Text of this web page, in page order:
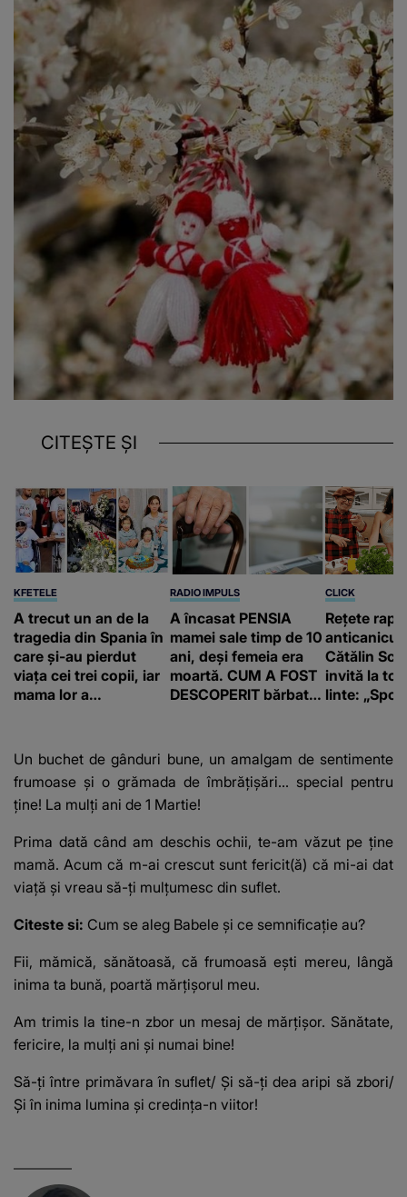
CITEȘTE ȘI
KFETELE
A trecut un an de la
tragedia din Spania în
care și-au pierdut
viața cei trei copii, iar
mama lor a…
RADIO IMPULS
A încasat PENSIA
mamei sale timp de 10
ani, deși femeia era
moartă. CUM A FOST
DESCOPERIT bărbatul
banii obținuți? SUMA
E COLOSALĂ
CLICK
Rețete
Cătălin
invită la
linte: „Spor
Un buchet de gânduri bune, un amalgam de sentimente
frumoase și o grămada de îmbrățișări… special pentru
ține! La mulți ani de 1 Martie!
Prima dată când am deschis ochii, te-am văzut pe ține
mamă. Acum că m-ai crescut sunt fericit(ă) că mi-ai dat
viaţă şi vreau să-ţi mulţumesc din suflet.
Citeste si: Cum se aleg Babele şi ce semnificaţie au?
Fii, mămică, sănătoasă, că frumoasă eşti mereu, lângă
inima ta bună, poartă mărţişorul meu.
Am trimis la tine-n zbor un mesaj de mărţişor. Sănătate,
fericire, la mulţi ani şi numai bine!
Să-ți între primăvara în suflet/ Și să-ți dea aripi să zbori/
Și în inima lumina și credinţa-n viitor!